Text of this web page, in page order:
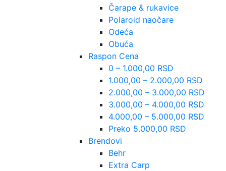
Čarape & rukavice
Polaroid naočare
Odeća
Obuća
Raspon Cena
0 – 1.000,00 RSD
1.000,00 – 2.000,00 RSD
2.000,00 – 3.000,00 RSD
3.000,00 – 4.000,00 RSD
4.000,00 – 5.000,00 RSD
Preko 5.000,00 RSD
Brendovi
Behr
Extra Carp